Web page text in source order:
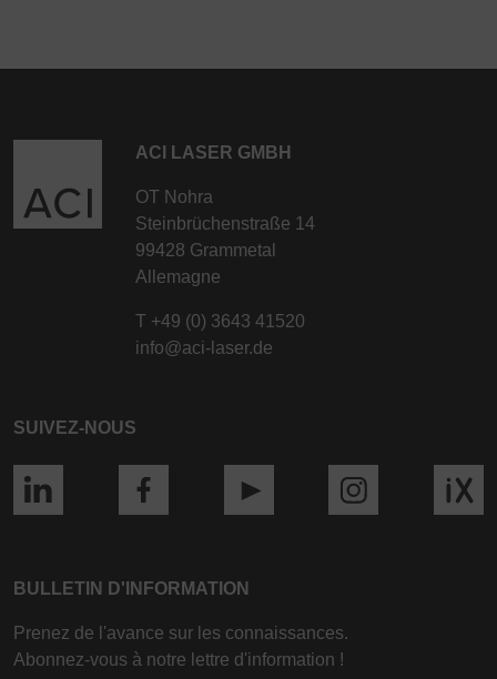
ACI LASER GMBH
OT Nohra
Steinbrüchenstraße 14
99428 Grammetal
Allemagne
T +49 (0) 3643 41520
info@aci-laser.de
SUIVEZ-NOUS
BULLETIN D'INFORMATION
Prenez de l'avance sur les connaissances.
Abonnez-vous à notre lettre d'information !